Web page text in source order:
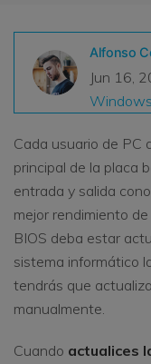
Recupera
Otros
Repairit - Reparar
UBackit -
Alfonso
Jun 16,
Windows
Cada usuario de PC
principal de la placa
entrada y salida
mejor rendimiento
BIOS deba estar
sistema informático
tendrás que
manualmente.
Cuando actualices